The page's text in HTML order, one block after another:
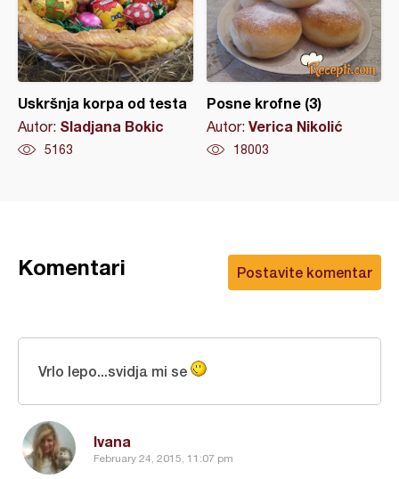
Uskršnja korpa od testa
Autor: Sladjana Bokic
5163
Posne krofne (3)
Autor: Verica Nikolić
18003
Postavite komentar
Komentari
Ivana
February 24, 2015, 11:07 pm
Vrlo lepo...svidja mi se